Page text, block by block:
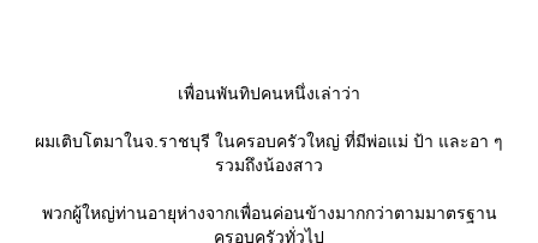
เพื่อนพันทิปคนหนึ่งเล่าว่า
ผมเติบโตมาในจ.ราชบุรี ในครอบครัวใหญ่ ที่มีพ่อแม่ ป้า และอา ๆ
รวมถึงน้องสาว
พวกผู้ใหญ่ท่านอายุห่างจากเพื่อนค่อนข้างมากกว่าตามมาตรฐาน
ครอบครัวทั่วไป